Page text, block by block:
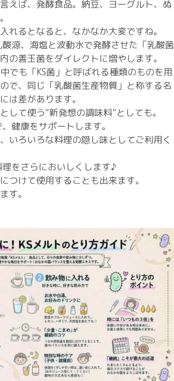
えば、発酵食品。納豆、ヨーグルト、ぬ
れるとなると、なかなか大変ですね。
源、海塩と波動水で発酵させた「乳酸菌
の善玉菌をダイレクトに増やします。
でも「KS菌」と呼ばれる種類のものを用
で、同じ「乳酸菌生産物質」と称する名
は差があります。
して使う“新発想の調味料”としても。
健康をサポートします。
いろいろな料理の隠し味としてご利用く
をさらにおいしくします♪
つけて使用することも出来ます。
す。